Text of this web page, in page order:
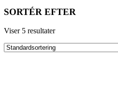
SORTÉR EFTER
Viser 5 resultater